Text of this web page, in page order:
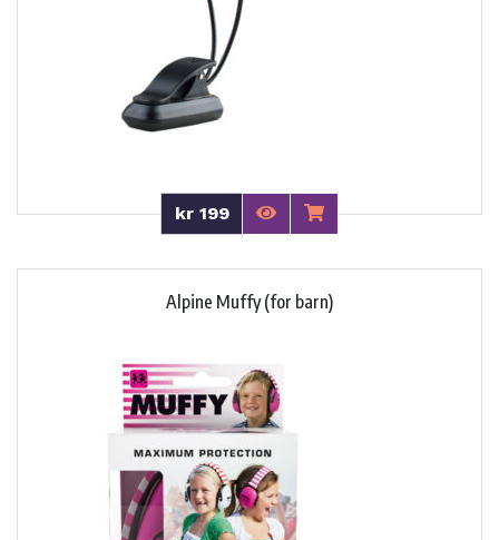
kr 199
Alpine Muffy (for barn)